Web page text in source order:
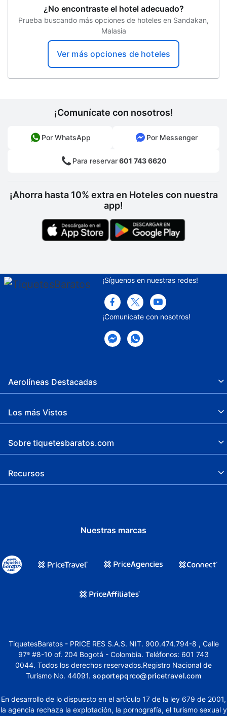
Sala de vapor
Estacionamiento sin asistencia gratuito
Elevador
Servicios con cargo extra
Niñera
¿No encontraste el hotel adecuado?
Prueba buscando más opciones de hoteles en Sandakan,
Malasia
Ver más opciones de hoteles
¡Comunícate con nosotros!
Por WhatsApp Por Messenger
Para reservar601 743 6620
¡Ahorra hasta 10% extra en Hoteles con nuestra
app!
¡Síguenos en nuestras redes!
¡Comunícate con nosotros!
Aerolíneas Destacadas
Los más Vistos
Sobre tiquetesbaratos.com
Recursos
Nuestras marcas
TiquetesBaratos - PRICE RES S.A.S. NIT. 900.474.794-8 , Calle
97ª #8-10 of. 204 Bogotá - Colombia. Teléfonos: 601 743
0044. Todos los derechos reservados.Registro Nacional de
Turismo No. 44091.soportepqrco@pricetravel.com
En desarrollo de lo dispuesto en el artículo 17 de la ley 679 de 2001,
la agencia rechaza la explotación, la pornografía, el turismo sexual y